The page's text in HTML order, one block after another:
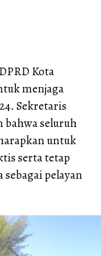
Kota
menjaga
Sekretaris
bahwa seluruh
untuk
serta tetap
pelayan